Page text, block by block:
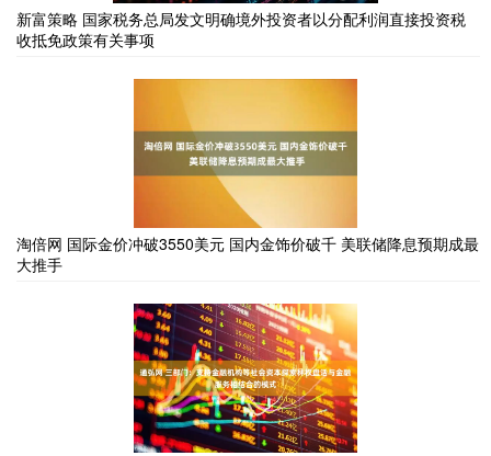
新富策略 国家税务总局发文明确境外投资者以分配利润直接投资税
收抵免政策有关事项
淘倍网 国际金价冲破3550美元 国内金饰价破千 美联储降息预期成最
大推手